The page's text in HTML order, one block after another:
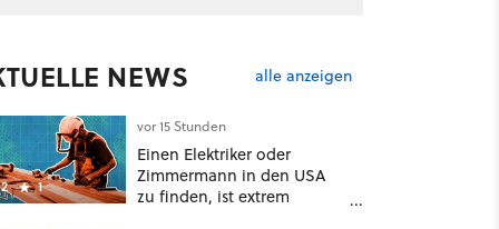
NEWS alle anzeigen
1
vor 15 Stunden
Einen Elektriker oder
Zimmermann in den USA
zu finden, ist extrem